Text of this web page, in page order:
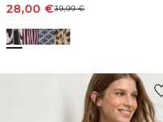
28,00 €39,99€